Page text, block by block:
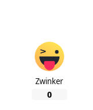
Zwinker
0